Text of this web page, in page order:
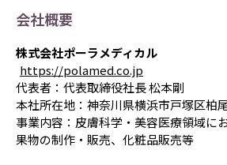
会社概要
株式会社ポーラメディカル
https://polamed.co.jp
代表者：代表取締役社長 松本剛
本社所在地：神奈川県横浜市戸塚区柏
事業内容：皮膚科学・美容医療領域に
果物の制作・販売、化粧品販売等